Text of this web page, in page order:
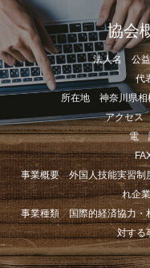
協会
法人名 公益
代
所在地 神奈川県相
アクセス
電
事業概要 外国人技能実習制
れ企
事業種類 国際的経済協力・
対する